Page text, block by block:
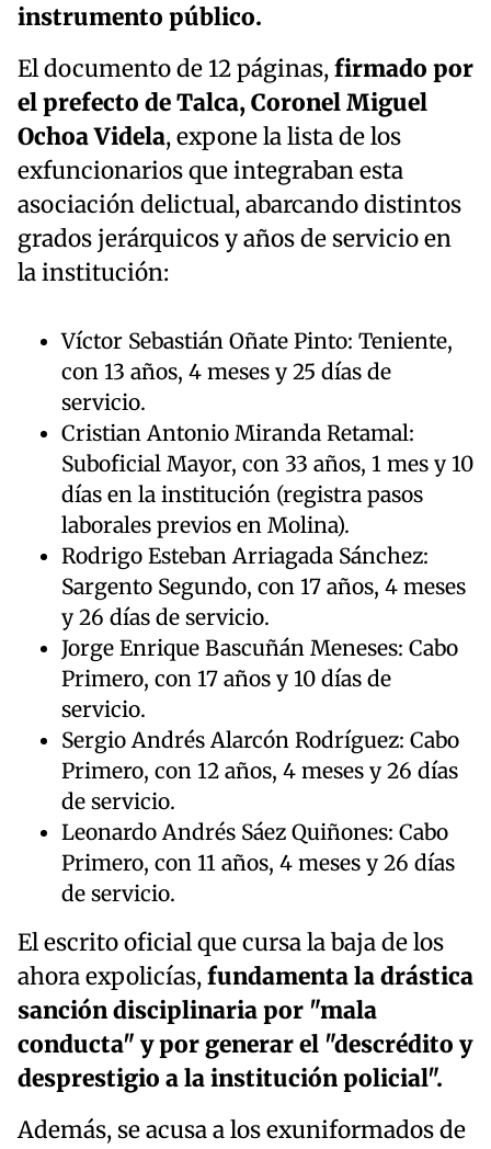
instrumento público.
El documento de 12 páginas,firmado por
el prefecto de Talca, Coronel Miguel
Ochoa Videla, expone la lista de los
exfuncionarios que integraban esta
asociación delictual, abarcando distintos
grados jerárquicos y años de servicio en
la institución:
Víctor Sebastián Oñate Pinto: Teniente,
con 13 años, 4 meses y 25 días de
servicio.
Cristian Antonio Miranda Retamal:
Suboficial Mayor, con 33 años, 1 mes y 10
días en la institución (registra pasos
laborales previos en Molina).
Rodrigo Esteban Arriagada Sánchez:
Sargento Segundo, con 17 años, 4 meses
y 26 días de servicio.
Jorge Enrique Bascuñán Meneses: Cabo
Primero, con 17 años y 10 días de
servicio.
Sergio Andrés Alarcón Rodríguez: Cabo
Primero, con 12 años, 4 meses y 26 días
de servicio.
Leonardo Andrés Sáez Quiñones: Cabo
Primero, con 11 años, 4 meses y 26 días
de servicio.
El escrito oficial que cursa la baja de los
ahora expolicías,fundamenta la drástica
sanción disciplinaria por "mala
conducta" y por generar el "descrédito y
desprestigio a la institución policial".
Además, se acusa a los exuniformados de